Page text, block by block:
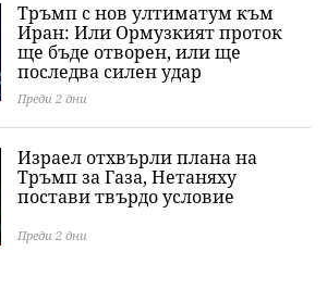
Тръмп с нов ултиматум към
Иран: Или Ормузкият проток
ще бъде отворен, или ще
последва силен удар
Преди 2 дни
Израел отхвърли плана на
Тръмп за Газа, Нетаняху
постави твърдо условие
Преди 2 дни